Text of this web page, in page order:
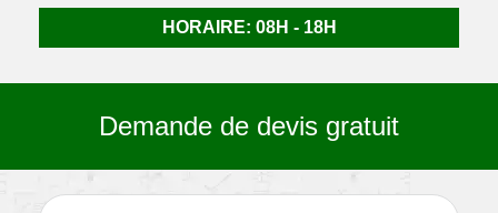
HORAIRE: 08H - 18H
Demande de devis gratuit